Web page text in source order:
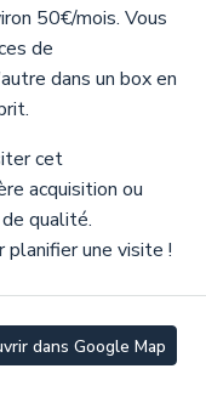
50€/mois. Vous
de
dans un box en
cet
acquisition ou
qualité.
planifier une visite !
dans Google Map